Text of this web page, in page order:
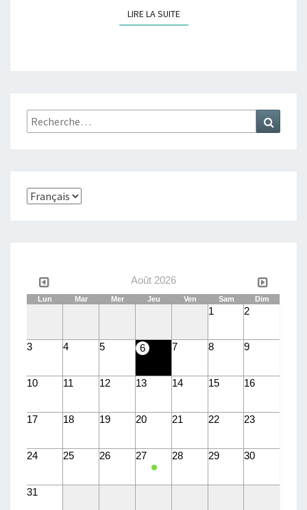
O
S
N
Q
U
LIRE LA SUITELIRE LA SUITE
Rechercher :
Choisir
Août 2026
Lun Mar Mer Jeu Ven Sam Dim
1 2
3 4 5 6 7 8 9
10 11 12 13 14 15 16
17 18 19 20 21 22 23
24 25 26 27 28 29 30
31